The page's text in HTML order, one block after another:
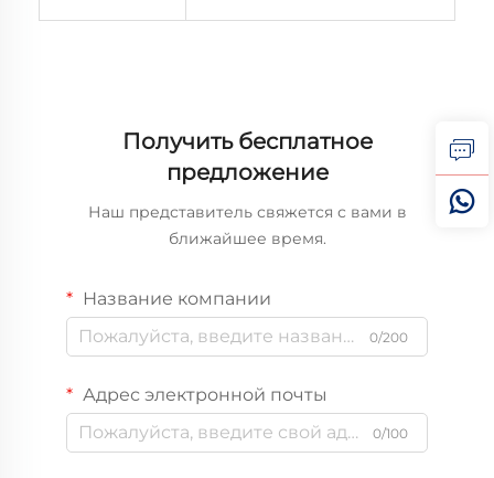
Получить бесплатное
предложение
Наш представитель свяжется с вами в
ближайшее время.
Название компании
0/200
Адрес электронной почты
0/100